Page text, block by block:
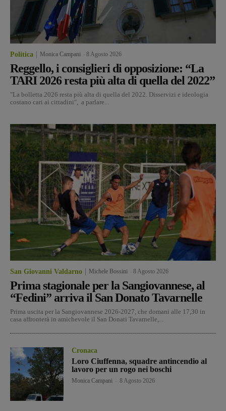
Politica Monica Campani 8 Agosto 2026
Reggello, i consiglieri di opposizione: “La
TARI 2026 resta più alta di quella del 2022”
"La bolletta 2026 resta più alta di quella del 2022. Disservizi e ideologia
costano cari ai cittadini", a parlare...
San Giovanni Valdarno Michele Bossini 8 Agosto 2026
Prima stagionale per la Sangiovannese, al
“Fedini” arriva il San Donato Tavarnelle
Prima uscita per la Sangiovannese 2026-2027, che domani alle 17,30 in
casa affronterà in amichevole il San Donati Tavarnelle,...
Cronaca
Loro Ciuffenna, squadre antincendio al
lavoro per un rogo nei boschi
Monica Campani 8 Agosto 2026